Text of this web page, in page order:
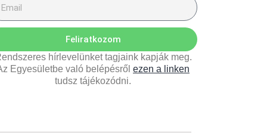
Feliratkozom
hírlevelünket tagjaink kapják meg.
Egyesületbe való belépésről ezen a linken
tudsz tájékozódni.